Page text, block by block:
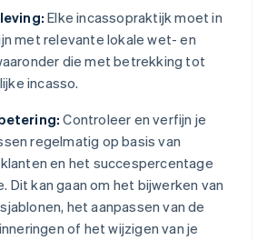
Elke incassopraktijk moet in
met relevante lokale wet- en
die met betrekking tot
incasso.
Controleer en verfijn je
regelmatig op basis van
en het succespercentage
Dit kan gaan om het bijwerken van
het aanpassen van de
of het wijzigen van je